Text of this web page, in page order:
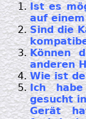
Ist es
auf
Sind die
Können
anderen
Wie ist
Ich
gesucht
Gerät